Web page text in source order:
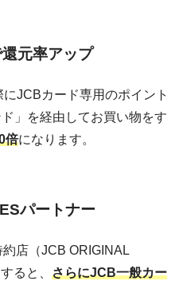
元率アップ
JCBカード専用のポイント
」を経由してお買い物をす
倍になります。
パートナー
店（JCB ORIGINAL
ると、 さらにJCB一般カー